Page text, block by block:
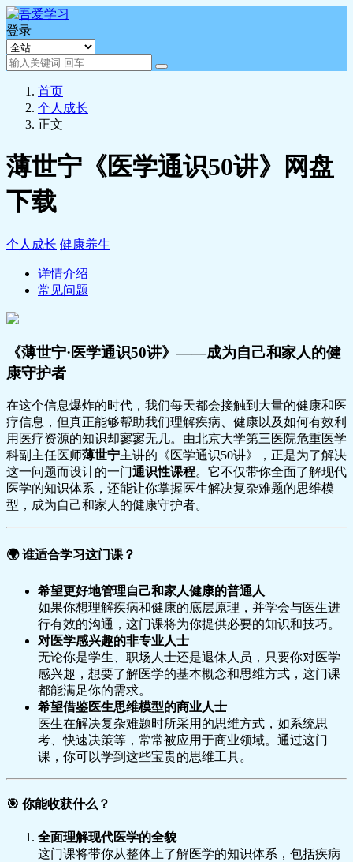
登录
首页
个人成长
正文
薄世宁《医学通识50讲》网盘
下载
个人成长 健康养生
详情介绍
常见问题
《薄世宁·医学通识50讲》——成为自己和家人的健
康守护者
在这个信息爆炸的时代，我们每天都会接触到大量的健康和医
疗信息，但真正能够帮助我们理解疾病、健康以及如何有效利
用医疗资源的知识却寥寥无几。由北京大学第三医院危重医学
科副主任医师薄世宁主讲的《医学通识50讲》，正是为了解决
这一问题而设计的一门通识性课程。它不仅带你全面了解现代
医学的知识体系，还能让你掌握医生解决复杂难题的思维模
型，成为自己和家人的健康守护者。
🌍谁适合学习这门课？
希望更好地管理自己和家人健康的普通人
如果你想理解疾病和健康的底层原理，并学会与医生进
行有效的沟通，这门课将为你提供必要的知识和技巧。
对医学感兴趣的非专业人士
无论你是学生、职场人士还是退休人员，只要你对医学
感兴趣，想要了解医学的基本概念和思维方式，这门课
都能满足你的需求。
希望借鉴医生思维模型的商业人士
医生在解决复杂难题时所采用的思维方式，如系统思
考、快速决策等，常常被应用于商业领域。通过这门
课，你可以学到这些宝贵的思维工具。
🎯 你能收获什么？
全面理解现代医学的全貌
这门课将带你从整体上了解医学的知识体系，包括疾病